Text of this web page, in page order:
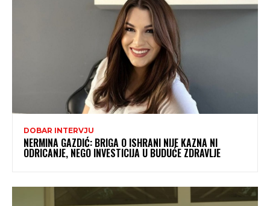
DOBAR INTERVJU
NERMINA GAZDIĆ: BRIGA O ISHRANI NIJE KAZNA NI
ODRICANJE, NEGO INVESTICIJA U BUDUĆE ZDRAVLJE